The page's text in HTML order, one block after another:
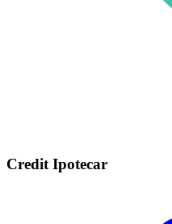
Credit Ipotecar